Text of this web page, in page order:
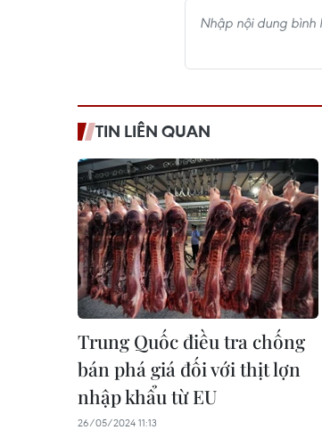
TIN LIÊN QUAN
Trung Quốc điều tra chống
bán phá giá đối với thịt lợn
nhập khẩu từ EU
26/05/2024 11:13